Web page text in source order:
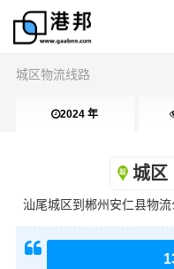
城区物流线路
2024 年
城区
汕尾城区到郴州安仁县物